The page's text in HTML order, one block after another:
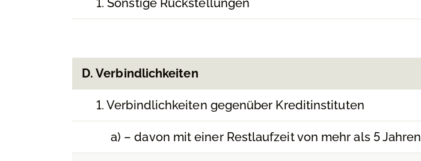
1. Sonstige Rückstellungen
D. Verbindlichkeiten
1. Verbindlichkeiten gegenüber Kreditinstituten
a) – davon mit einer Restlaufzeit von mehr als 5 Jahren